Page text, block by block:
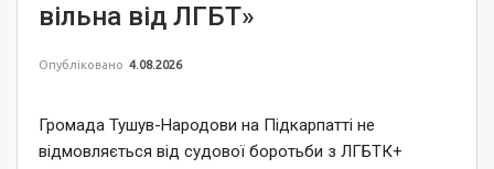
вільна від ЛГБТ»
Опубліковано 4.08.2026
Громада Тушув-Народови на Підкарпатті не
відмовляється від судової боротьби з ЛГБТК+